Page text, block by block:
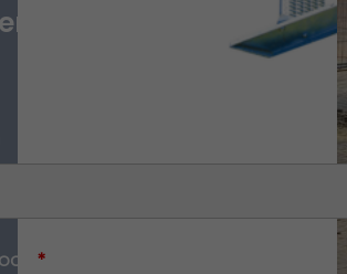
vrijblijvende offerte
*